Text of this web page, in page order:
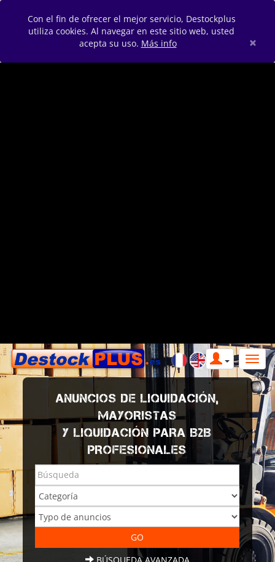
Con el fin de ofrecer el mejor servicio, Destockplus
utiliza cookies. Al navegar en este sitio web, usted
acepta su uso. Más info ×
ANUNCIOS DE LIQUIDACIÓN,
MAYORISTAS
Y LIQUIDACIÓN PARA B2B
PROFESIONALES